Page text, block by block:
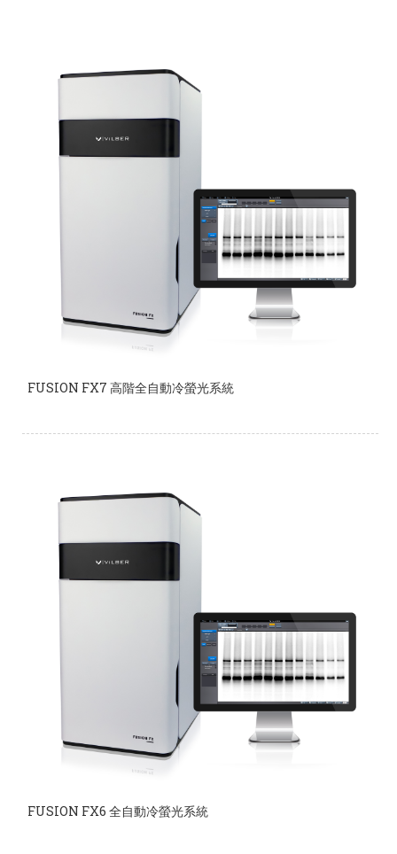
FUSION FX7 高階全自動冷螢光系統
FUSION FX6 全自動冷螢光系統